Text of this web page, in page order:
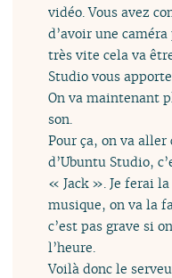
vidéo. Vous avez
d’avoir une
très vite cela va
Studio vous
On va maintenant
son.
Pour ça, on va
d’Ubuntu Studio,
« Jack ». Je ferai
musique, on va la
c’est pas grave si
l’heure.
Voilà donc le